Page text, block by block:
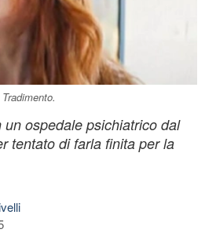
ospedale psichiatrico dal
tentato di farla finita per la